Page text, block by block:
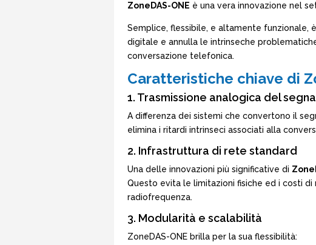
ZoneDAS-ONE è una vera innovazione nel
Semplice, flessibile, e altamente funzionale,
digitale e annulla le intrinseche
conversazione telefonica.
Caratteristiche chiave di
1. Trasmissione analogica del
A differenza dei sistemi che convertono il
elimina i ritardi intrinseci associati alla
2. Infrastruttura di rete standard
Una delle innovazioni più significative di
Questo evita le limitazioni fisiche ed i costi
radiofrequenza.
3. Modularità e scalabilità
ZoneDAS-ONE brilla per la sua flessibilità: